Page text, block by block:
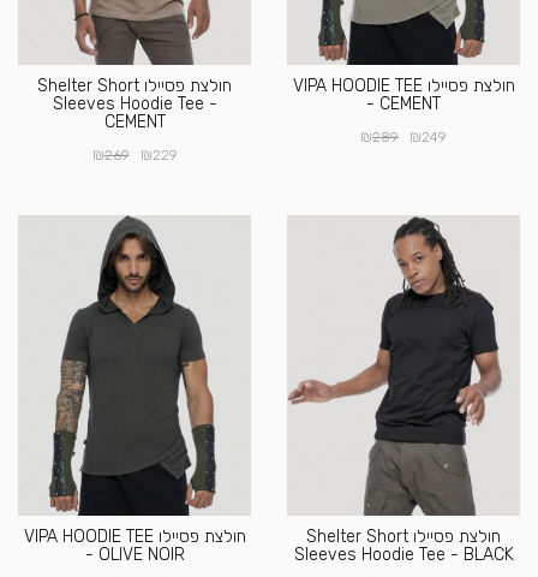
חולצת פסיילו VIPA HOODIE TEE
- CEMENT
₪249
₪289
חולצת פסיילו Shelter Short
Sleeves Hoodie Tee -
CEMENT
₪229
₪269
חולצת פסיילו Shelter Short
Sleeves Hoodie Tee - BLACK
חולצת פסיילו VIPA HOODIE TEE
- OLIVE NOIR